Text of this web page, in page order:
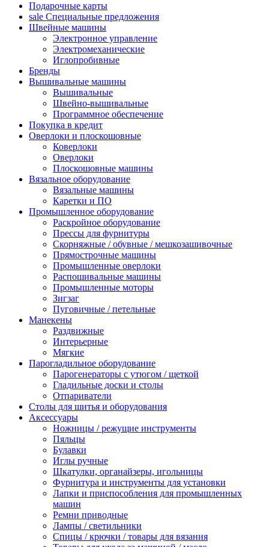
Подарочные карты
sale Специальные предложения
Швейные машины
Электронное управление
Электромеханические
Иглопробивные
Бренды
Вышивальные машины
Вышивальные
Швейно-вышивальные
Программное обеспечение
Покупка в кредит
Оверлоки и плоскошовные
Коверлоки
Оверлоки
Плоскошовные машины
Вязальное оборудование
Вязальные машины
Каретки и ПО
Промышленное оборудование
Раскройное оборудование
Прессы для фурнитуры
Скорняжные / обувные / мешкозашивочные
Прямострочные машины
Промышленные оверлоки
Распошивальные машины
Промышленные моторы
Зигзаг
Пуговичные / петельные
Манекены
Раздвижные
Интерьерные
Мягкие
Парогладильное оборудование
Парогенераторы с утюгом / щеткой
Гладильные доски и столы
Отпариватели
Столы для шитья и оборудования
Аксессуары
Ножницы / режущие инструменты
Пяльцы
Булавки
Иглы ручные
Шкатулки, органайзеры, игольницы
Фурнитура и инструменты для установки
Лапки и приспособления для промышленных
машин
Ремни приводные
Лампы / светильники
Спицы / крючки / товары для вязания